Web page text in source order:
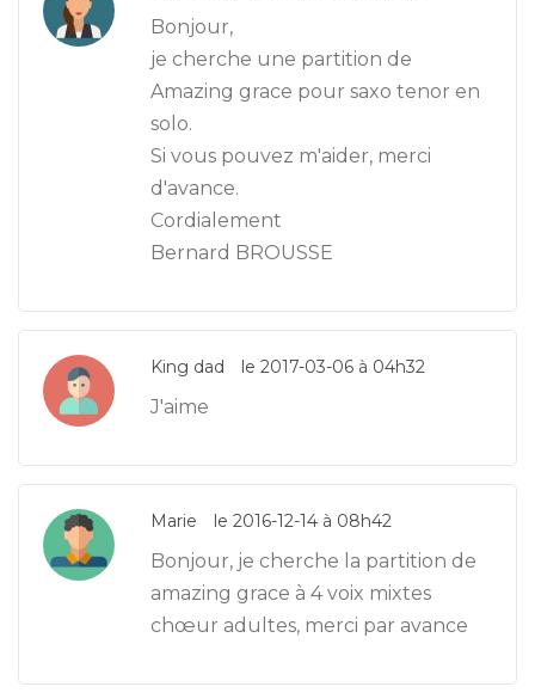
Bonjour,
je cherche une partition de
Amazing grace pour saxo tenor en
solo.
Si vous pouvez m'aider, merci
d'avance.
Cordialement
Bernard BROUSSE
King dad le 2017-03-06 à 04h32
J'aime
Marie le 2016-12-14 à 08h42
Bonjour, je cherche la partition de
amazing grace à 4 voix mixtes
chœur adultes, merci par avance